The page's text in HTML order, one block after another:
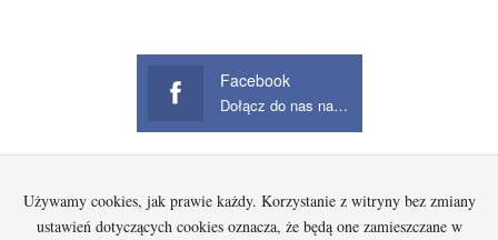
Facebook
Dołącz do nas na Facebook
Startowa Kobieta Dziecko Mężczyzna
Beauty
Gadżety
Jak kupować na Aliexpress?
Używamy cookies, jak prawie każdy. Korzystanie z witryny bez zmiany
ustawień dotyczących cookies oznacza, że będą one zamieszczane w